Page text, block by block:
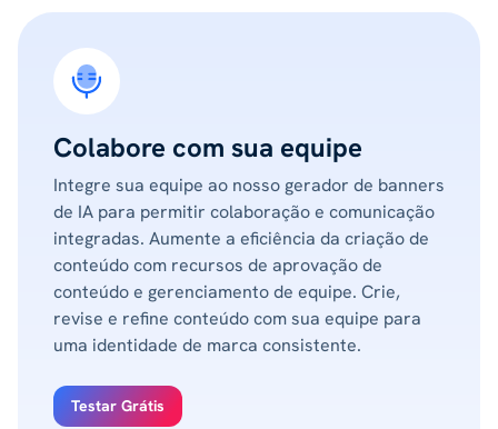
Colabore com sua equipe
Integre sua equipe ao nosso gerador de banners
de IA para permitir colaboração e comunicação
integradas. Aumente a eficiência da criação de
conteúdo com recursos de aprovação de
conteúdo e gerenciamento de equipe. Crie,
revise e refine conteúdo com sua equipe para
uma identidade de marca consistente.
Testar Grátis